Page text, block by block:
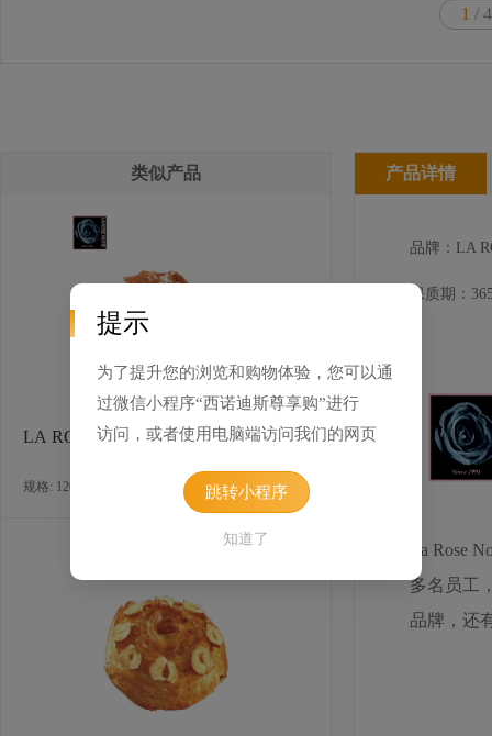
1 / 4
类似产品
LA ROSE NOIRE 巧克力丹麦酥
规格: 120个×30克 / 箱
产品详情
品牌：LA
保质期：
La Rose
多名员工
品牌，还
提示
为了提升您的浏览和购物体验，您可以通
过微信小程序“西诺迪斯尊享购”进行
访问，或者使用电脑端访问我们的网页
跳转小程序
知道了